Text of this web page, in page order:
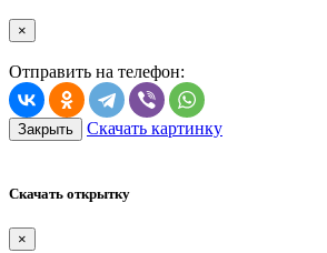
×
Отправить на телефон:
Закрыть Скачать картинку
Скачать открытку
×